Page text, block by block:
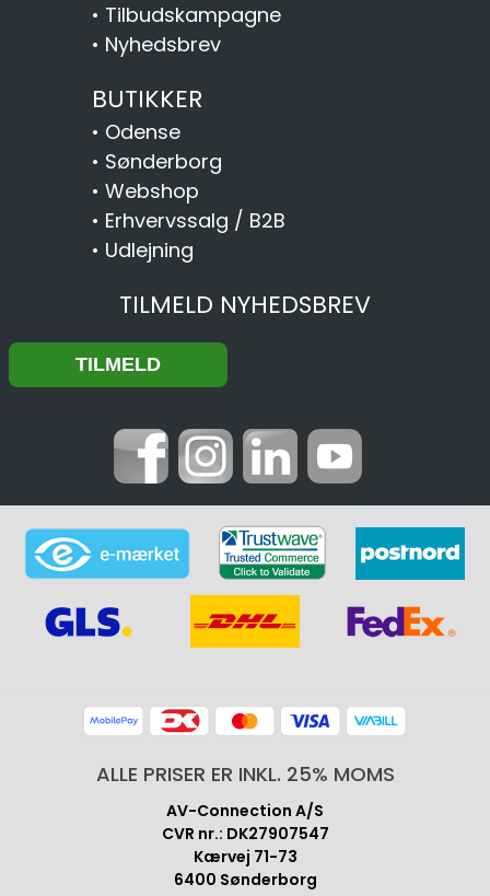
• Tilbudskampagne
• Nyhedsbrev
BUTIKKER
• Odense
• Sønderborg
• Webshop
• Erhvervssalg / B2B
• Udlejning
TILMELD NYHEDSBREV
ALLE PRISER ER INKL. 25% MOMS
AV-Connection A/S
CVR nr.: DK27907547
Kærvej 71-73
6400 Sønderborg